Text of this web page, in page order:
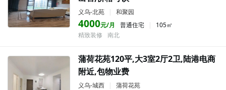
义乌-北苑 | 和聚园
4000元/月 普通住宅 |
105㎡
精致装修
南北
蒲荷花苑120平,大3室2厅2卫,陆港电商
附近,包物业费
义乌-城西 | 蒲荷花苑